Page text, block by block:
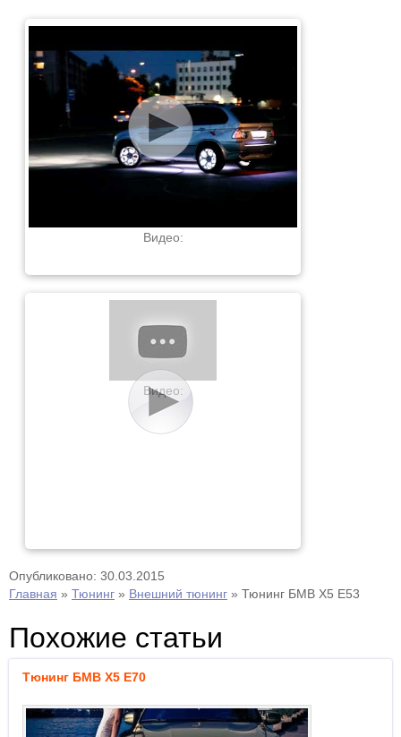
Видео:
Видео:
Опубликовано: 30.03.2015
Главная » Тюнинг » Внешний тюнинг » Тюнинг БМВ Х5 Е53
Похожие статьи
Тюнинг БМВ Х5 Е70